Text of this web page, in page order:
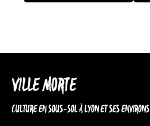
VILLE MORTE
CULTURE EN SOUS-SOL À LYON ET SES ENVIRONS